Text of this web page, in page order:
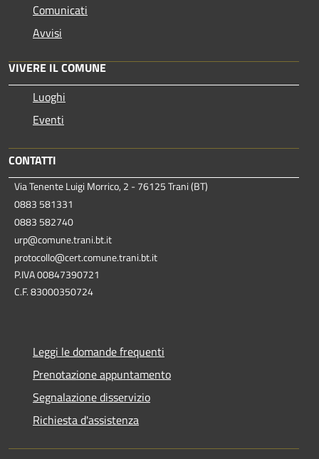
Comunicati
Avvisi
VIVERE IL COMUNE
Luoghi
Eventi
CONTATTI
Via Tenente Luigi Morrico, 2 - 76125 Trani (BT)
0883 581331
0883 582740
urp@comune.trani.bt.it
protocollo@cert.comune.trani.bt.it
P.IVA 00847390721
C.F. 83000350724
Leggi le domande frequenti
Prenotazione appuntamento
Segnalazione disservizio
Richiesta d'assistenza